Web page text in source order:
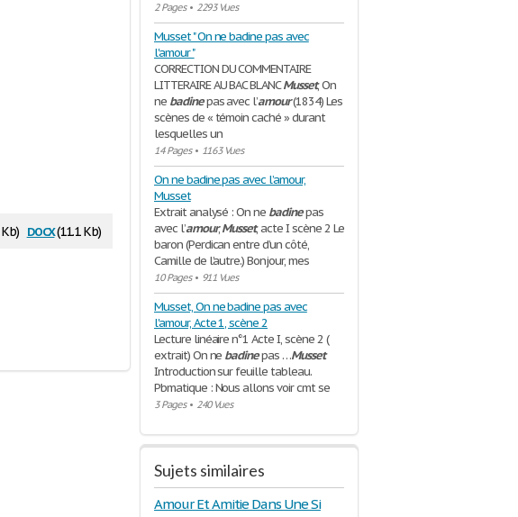
docx(11.1 Kb)
2 Pages• 2293 Vues
Musset " On ne badine pas avec
l'amour "
CORRECTION DU COMMENTAIRE
LITTERAIRE AU BAC BLANCMusset, On
ne badinepas avec l’amour(1834) Les
scènes de « témoin caché » durant
lesquelles un
14 Pages• 1163 Vues
On ne badine pas avec l’amour,
Musset
Extrait analysé : On ne badinepas
avec l’amour,Musset, acte I scène 2 Le
baron (Perdican entre d’un côté,
Camille de l’autre.) Bonjour, mes
10 Pages• 911 Vues
Musset, On ne badine pas avec
l'amour, Acte 1, scène 2
Lecture linéaire n°1 Acte I, scène 2 (
extrait) On ne badinepas …Musset
Introduction sur feuille tableau.
Pbmatique : Nous allons voir cmt se
3 Pages• 240 Vues
Sujets similaires
Amour Et Amitie Dans Une Si